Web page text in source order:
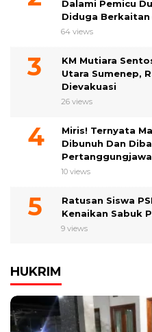
Dalami Pemicu
Diduga
64 views
KM Mutiara
Utara Sumenep,
Dievakuasi
26 views
Miris! Ternyata
Dibunuh Dan
10 views
Ratusan Siswa
Kenaikan Sabuk
9 views
HUKRIM